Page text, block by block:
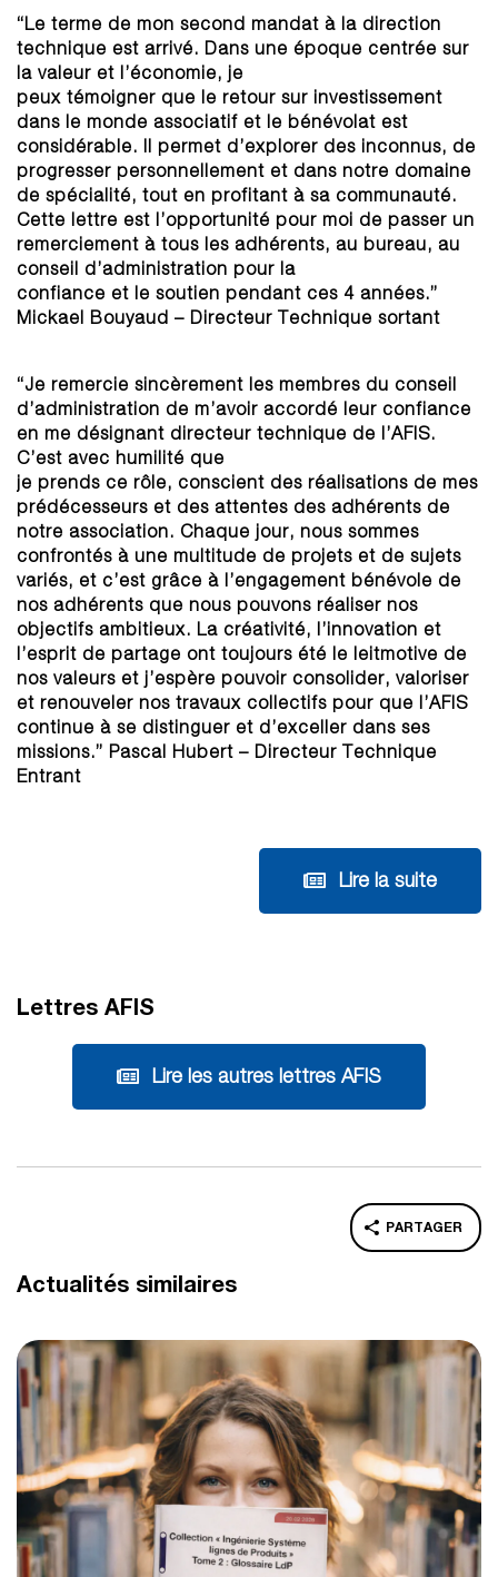
“Le terme de mon second mandat à la direction
technique est arrivé. Dans une époque centrée sur
la valeur et l’économie, je
peux témoigner que le retour sur investissement
dans le monde associatif et le bénévolat est
considérable. Il permet d’explorer des inconnus, de
progresser personnellement et dans notre domaine
de spécialité, tout en profitant à sa communauté.
Cette lettre est l’opportunité pour moi de passer un
remerciement à tous les adhérents, au bureau, au
conseil d’administration pour la
confiance et le soutien pendant ces 4 années.”
Mickael Bouyaud – Directeur Technique sortant
“Je remercie sincèrement les membres du conseil
d’administration de m’avoir accordé leur confiance
en me désignant directeur technique de l’AFIS.
C’est avec humilité que
je prends ce rôle, conscient des réalisations de mes
prédécesseurs et des attentes des adhérents de
notre association. Chaque jour, nous sommes
confrontés à une multitude de projets et de sujets
variés, et c’est grâce à l’engagement bénévole de
nos adhérents que nous pouvons réaliser nos
objectifs ambitieux. La créativité, l’innovation et
l’esprit de partage ont toujours été le leitmotive de
nos valeurs et j’espère pouvoir consolider, valoriser
et renouveler nos travaux collectifs pour que l’AFIS
continue à se distinguer et d’exceller dans ses
missions.” Pascal Hubert – Directeur Technique
Entrant
Lire la suite
Lettres AFIS
Lire les autres lettres AFIS
PARTAGER
Actualités similaires